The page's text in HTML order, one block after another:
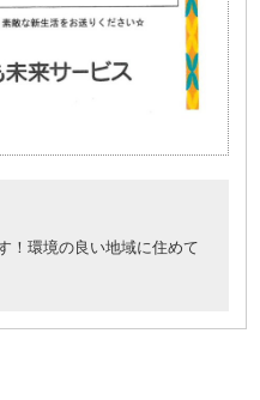
！環境の良い地域に住めて